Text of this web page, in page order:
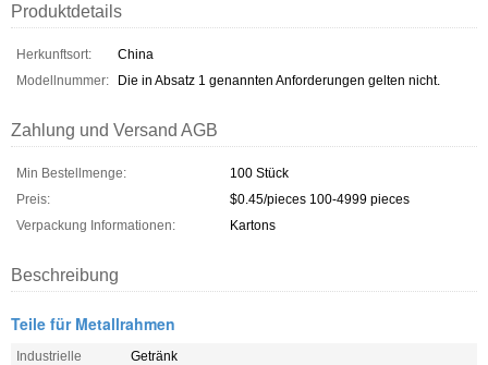
Produktdetails
Herkunftsort:
China
Modellnummer:
Die in Absatz 1 genannten Anforderungen gelten nicht.
Zahlung und Versand AGB
Min Bestellmenge:
100 Stück
Preis:
$0.45/pieces 100-4999 pieces
Verpackung Informationen:
Kartons
Beschreibung
Teile für Metallrahmen
Industrielle
Getränk